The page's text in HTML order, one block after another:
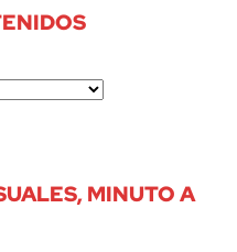
MINUTO A